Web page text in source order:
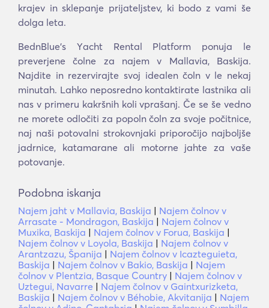
krajev in sklepanje prijateljstev, ki bodo z vami še
dolga leta.
BednBlue's Υacht Rental Platform ponuja le
preverjene čolne za najem v Mallavia, Baskija.
Najdite in rezervirajte svoj idealen čoln v le nekaj
minutah. Lahko neposredno kontaktirate lastnika ali
nas v primeru kakršnih koli vprašanj. Če se še vedno
ne morete odločiti za popoln čoln za svoje počitnice,
naj naši potovalni strokovnjaki priporočijo najboljše
jadrnice, katamarane ali motorne jahte za vaše
potovanje.
Podobna iskanja
Najem jaht v Mallavia, Baskija | Najem čolnov v
Arrasate - Mondragon, Baskija | Najem čolnov v
Muxika, Baskija | Najem čolnov v Forua, Baskija |
Najem čolnov v Loyola, Baskija | Najem čolnov v
Arantzazu, Španija | Najem čolnov v Icazteguieta,
Baskija | Najem čolnov v Bakio, Baskija | Najem
čolnov v Plentzia, Basque Country | Najem čolnov v
Uztegui, Navarre | Najem čolnov v Gaintxurizketa,
Baskija | Najem čolnov v Béhobie, Akvitanija | Najem